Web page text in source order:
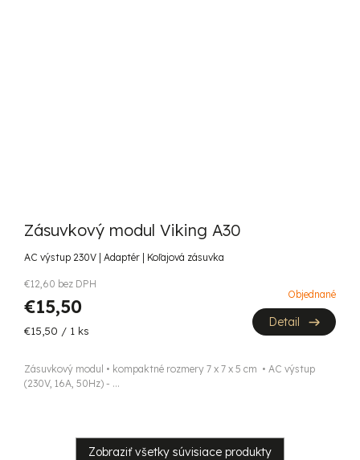
Zásuvkový modul Viking A30
AC výstup 230V | Adaptér | Koľajová zásuvka
€12,60 bez DPH
€15,50
Jednotková
€15,50 / 1 ks
Objednané
Detail
Zásuvkový modul • kompaktné rozmery 7 x 7 x 5 cm • AC výstup
(230V, 16A, 50Hz) - ...
Zobraziť všetky súvisiace produkty